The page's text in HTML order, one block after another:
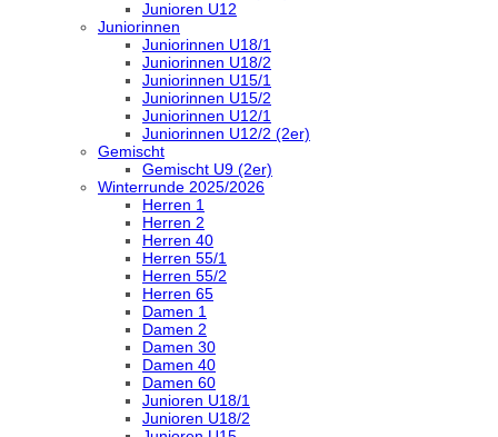
Junioren U12
Juniorinnen
Juniorinnen U18/1
Juniorinnen U18/2
Juniorinnen U15/1
Juniorinnen U15/2
Juniorinnen U12/1
Juniorinnen U12/2 (2er)
Gemischt
Gemischt U9 (2er)
Winterrunde 2025/2026
Herren 1
Herren 2
Herren 40
Herren 55/1
Herren 55/2
Herren 65
Damen 1
Damen 2
Damen 30
Damen 40
Damen 60
Junioren U18/1
Junioren U18/2